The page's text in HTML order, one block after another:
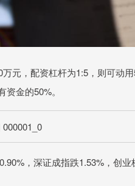
元，配资杠杆为1:5，则可动
金的50%。
，深证成指跌1.53%，创业